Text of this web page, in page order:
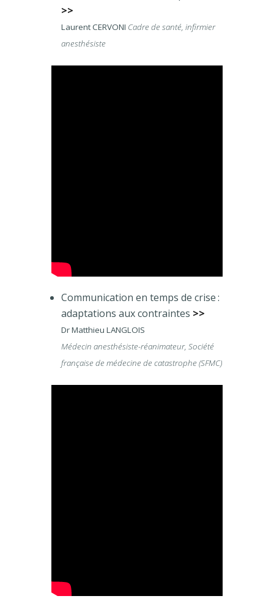
>>
Laurent CERVONI Cadre de santé, infirmier
anesthésiste
Communication en temps de crise :
adaptations aux contraintes >>
Dr Matthieu LANGLOIS
Médecin anesthésiste-réanimateur, Société
française de médecine de catastrophe (SFMC)